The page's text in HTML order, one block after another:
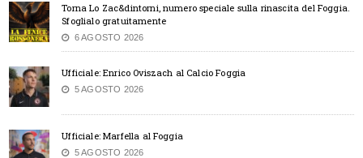
Torna Lo Zac&dintorni, numero speciale sulla rinascita del Foggia.
Sfoglialo gratuitamente
6 AGOSTO 2026
Ufficiale: Enrico Oviszach al Calcio Foggia
5 AGOSTO 2026
Ufficiale: Marfella al Foggia
5 AGOSTO 2026